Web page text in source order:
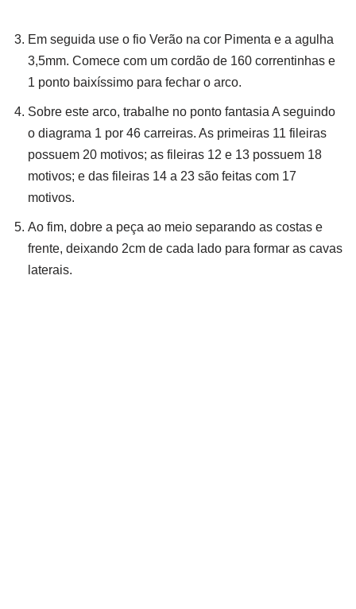
Em seguida use o fio Verão na cor Pimenta e a agulha
3,5mm. Comece com um cordão de 160 correntinhas e
1 ponto baixíssimo para fechar o arco.
Sobre este arco, trabalhe no ponto fantasia A seguindo
o diagrama 1 por 46 carreiras. As primeiras 11 fileiras
possuem 20 motivos; as fileiras 12 e 13 possuem 18
motivos; e das fileiras 14 a 23 são feitas com 17
motivos.
Ao fim, dobre a peça ao meio separando as costas e
frente, deixando 2cm de cada lado para formar as cavas
laterais.